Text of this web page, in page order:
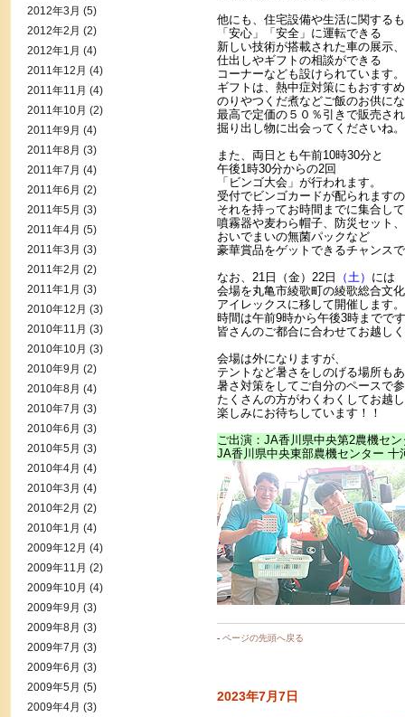
他にも、住宅設備や生活に関する
「安心」「安全」に運転できる
新しい技術が搭載された車の展示、
仕出しやギフトの相談ができる
コーナーなども設けられています。
ギフトは、熱中症対策にもおすす
のりやつくだ煮などご飯のお供に
最高で定価の５０％引きで販売さ
掘り出し物に出会ってくださいね。
また、両日とも午前10時30分と
午後1時30分からの2回
「ビンゴ大会」が行われます。
受付でビンゴカードが配られます
それを持ってお時間までに集合し
噴霧器や麦わら帽子、防災セット、
おいでまいの無菌パックなど
豪華賞品をゲットできるチャンス
なお、21日（金）22日
（土） には
会場を丸亀市綾歌町の綾歌総合文
アイレックスに移して開催します。
時間は午前9時から午後3時までで
皆さんのご都合に合わせてお越し
会場は外になりますが、
テントなど暑さをしのげる場所も
暑さ対策をしてご自分のペースで
たくさんの方がわくわくしてお越
楽しみにお待ちしています！！
ご出演：JA香川県中央第2農機セ
JA香川県中央東部農機センター 十
- ページの先頭へ戻る
2023年7月7日
2012年3月 (5)
2012年2月 (2)
2012年1月 (4)
2011年12月 (4)
2011年11月 (4)
2011年10月 (2)
2011年9月 (4)
2011年8月 (3)
2011年7月 (4)
2011年6月 (2)
2011年5月 (3)
2011年4月 (5)
2011年3月 (3)
2011年2月 (2)
2011年1月 (3)
2010年12月 (3)
2010年11月 (3)
2010年10月 (3)
2010年9月 (2)
2010年8月 (4)
2010年7月 (3)
2010年6月 (3)
2010年5月 (3)
2010年4月 (4)
2010年3月 (4)
2010年2月 (2)
2010年1月 (4)
2009年12月 (4)
2009年11月 (2)
2009年10月 (4)
2009年9月 (3)
2009年8月 (3)
2009年7月 (3)
2009年6月 (3)
2009年5月 (5)
2009年4月 (3)